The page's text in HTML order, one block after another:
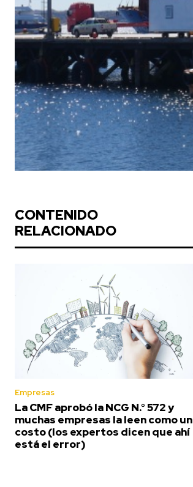
CONTENIDO
RELACIONADO
Empresas
La CMF aprobó la NCG N.° 572 y
muchas empresas la leen como un
costo (los expertos dicen que ahí
está el error)